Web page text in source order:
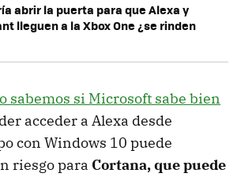
abrir la puerta para que Alexa y
lleguen a la Xbox One ¿se rinden
sabemos si Microsoft sabe bien
acceder a Alexa desde
con Windows 10 puede
riesgo para Cortana, que puede